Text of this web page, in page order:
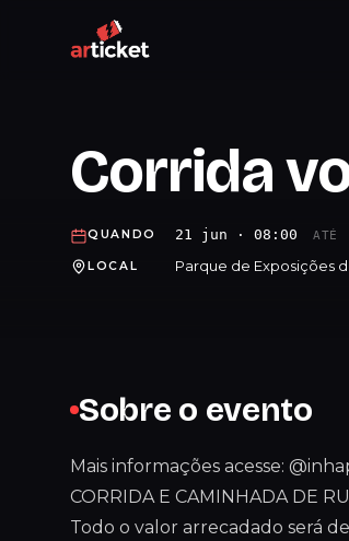
Corrida
QUANDO 21 jun · 08:00 ATÉ
LOCAL Parque de Exposições
Sobre o evento
Mais informações acesse:
CORRIDA E CAMINHADA DE
Todo o valor arrecadado será